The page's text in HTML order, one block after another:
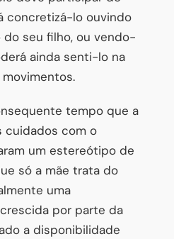
concretizá-lo ouvindo
seu filho, ou vendo-
ainda senti-lo na
tempo que a
cuidados com o
um estereótipo de
só a mãe trata do
uma
por parte da
a disponibilidade